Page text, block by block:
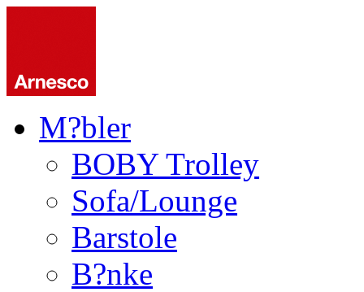
M?bler
BOBY Trolley
Sofa/Lounge
Barstole
B?nke